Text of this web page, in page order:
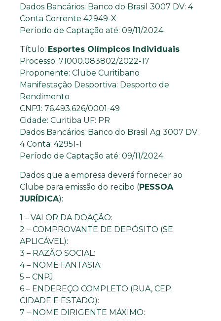
Dados Bancários: Banco do Brasil 3007 DV: 4
Conta Corrente 42949-X
Período de Captação até: 09/11/2024.
Título: Esportes Olímpicos Individuais
Processo: 71000.083802/2022-17
Proponente: Clube Curitibano
Manifestação Desportiva: Desporto de
Rendimento
CNPJ: 76.493.626/0001-49
Cidade: Curitiba UF: PR
Dados Bancários: Banco do Brasil Ag 3007 DV:
4 Conta: 42951-1
Período de Captação até: 09/11/2024.
Dados que a empresa deverá fornecer ao
Clube para emissão do recibo (PESSOA
JURÍDICA):
1 – VALOR DA DOAÇÃO:
2 – COMPROVANTE DE DEPÓSITO (SE
APLICÁVEL):
3 – RAZÃO SOCIAL:
4 – NOME FANTASIA:
5 – CNPJ:
6 – ENDEREÇO COMPLETO (RUA, CEP.
CIDADE E ESTADO):
7 – NOME DIRIGENTE MÁXIMO: